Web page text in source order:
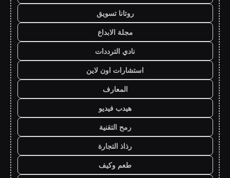
روتانا تسويق
مجلة الابداع
نادي الترددات
استشارات اون لاين
المعارف
هيدب فيديو
رمح التقنية
رذاذ التجارة
طعم وكيف